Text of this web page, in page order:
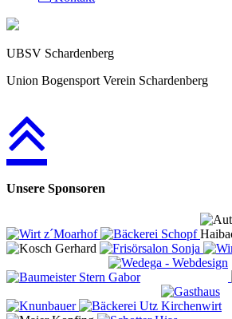
UBSV Schardenberg
Union Bogensport Verein Schardenberg
Unsere Sponsoren